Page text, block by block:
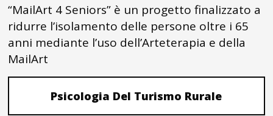
“MailArt 4 Seniors” è un progetto finalizzato a
ridurre l’isolamento delle persone oltre i 65
anni mediante l’uso dell’Arteterapia e della
MailArt
Psicologia Del Turismo Rurale